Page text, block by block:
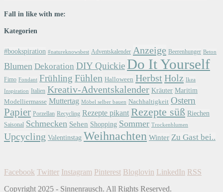
Fall in like with me:
Kategorien
#bookspiration #natureknowsbest Adventskalender Anzeige Beerenhunger Beton
Blumen Dekoration DIY Quickie Do It Yourself
Fimo Fondant Frühling Fühlen Halloween Herbst Holz Ikea
Inspiration Italien Kreativ-Adventskalender Kräuter Maritim
Modelliermasse Muttertag Möbel selber bauen Nachhaltigkeit Ostern
Papier Porzellan Recycling Rezepte pikant Rezepte süß Riechen
Saisonal Schmecken Sehen Shopping Sommer Trockenblumen
Upcycling Valentinstag Weihnachten Winter Zu Gast bei..
Facebook Twitter Instagram Pinterest Bloglovin LinkedIn RSS
Copyright 2025 - Sinnenrausch. All Rights Reserved.